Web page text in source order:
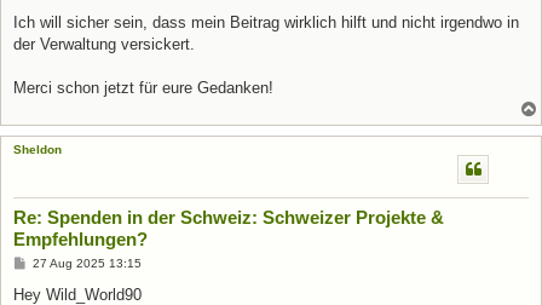
Ich will sicher sein, dass mein Beitrag wirklich hilft und nicht irgendwo in
der Verwaltung versickert.
Merci schon jetzt für eure Gedanken!
Sheldon
Re: Spenden in der Schweiz: Schweizer Projekte &
Empfehlungen?
B
i
27 Aug 2025 13:15
Hey Wild_World90